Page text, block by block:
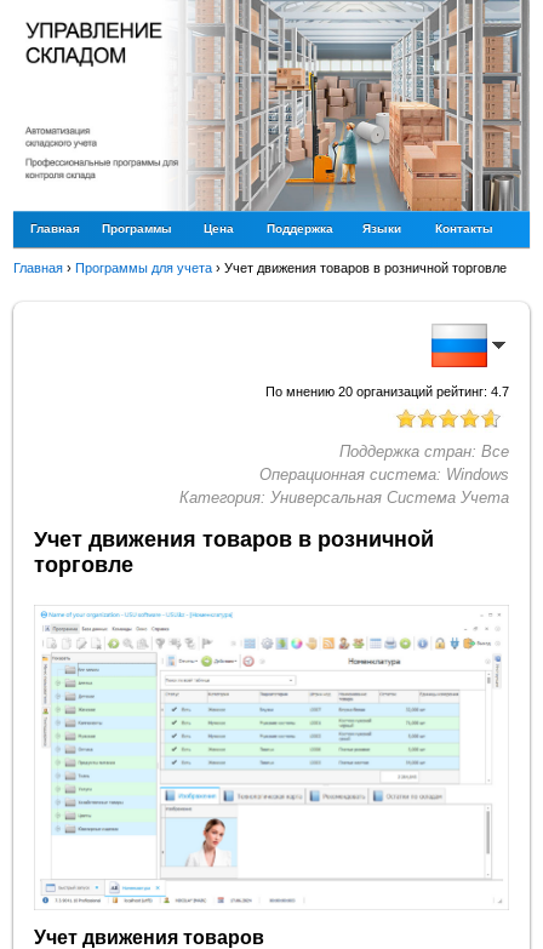
Главная Программы Цена Поддержка Языки Контакты
Главная ›Программы для учета ›Учет движения товаров в розничной торговле
По мнению 20организаций рейтинг: 4.7
Поддержка стран: Все
Операционная система: Windows
Категория: Универсальная Система Учета
Учет движения товаров в розничной
торговле
Учет движения товаров